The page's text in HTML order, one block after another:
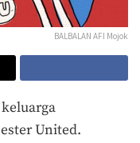
BALBALAN AFI Mojok
United.